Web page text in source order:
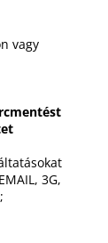
vagy
3G,